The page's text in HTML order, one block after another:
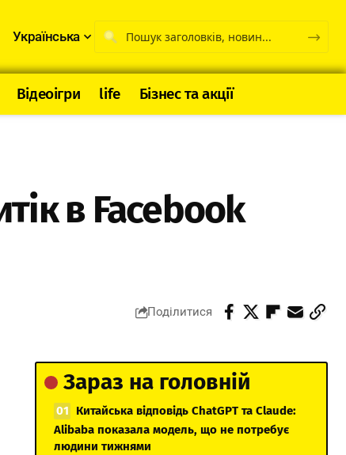
Українська
Відеоігри life Бізнес та акції
в Facebook
Поділитися
Зараз на головній
Китайська відповідь ChatGPT та Claude:
Alibaba показала модель, що не потребує
людини тижнями